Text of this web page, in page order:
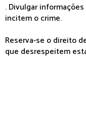
. Divulgar
incitem o crime.
Reserva-se o direito
que desrespeitem